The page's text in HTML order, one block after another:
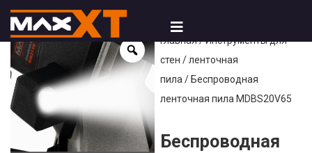
Главная/Инструменты для
стен /ленточная
пила / Беспроводная
ленточная пила MDBS20V65
Беспроводная